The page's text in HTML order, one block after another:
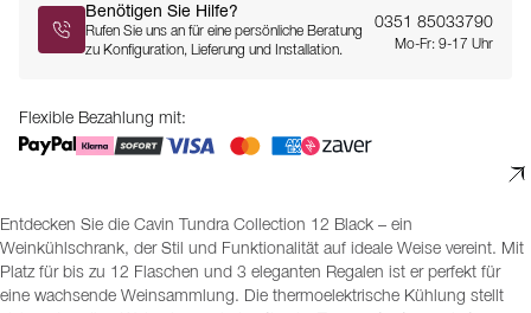
Benötigen Sie Hilfe?
Rufen Sie uns an für eine persönliche Beratung
zu Konfiguration, Lieferung und Installation.
0351 85033790
Mo-Fr: 9-17 Uhr
Flexible Bezahlung mit:
Entdecken Sie die Cavin Tundra Collection 12 Black – ein
Weinkühlschrank, der Stil und Funktionalität auf ideale Weise vereint. Mit
Platz für bis zu 12 Flaschen und 3 eleganten Regalen ist er perfekt für
eine wachsende Weinsammlung. Die thermoelektrische Kühlung stellt